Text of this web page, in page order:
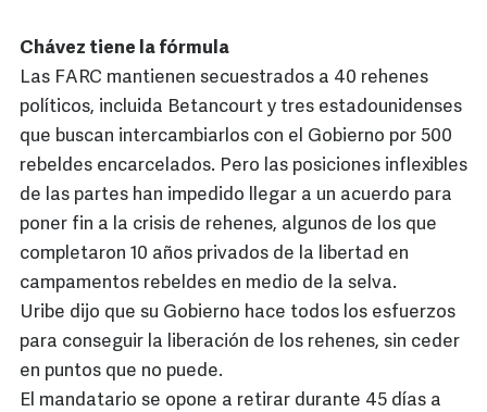
Chávez tiene la fórmula
Las FARC mantienen secuestrados a 40 rehenes
políticos, incluida Betancourt y tres estadounidenses
que buscan intercambiarlos con el Gobierno por 500
rebeldes encarcelados. Pero las posiciones inflexibles
de las partes han impedido llegar a un acuerdo para
poner fin a la crisis de rehenes, algunos de los que
completaron 10 años privados de la libertad en
campamentos rebeldes en medio de la selva.
Uribe dijo que su Gobierno hace todos los esfuerzos
para conseguir la liberación de los rehenes, sin ceder
en puntos que no puede.
El mandatario se opone a retirar durante 45 días a